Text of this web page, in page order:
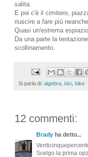
salita.
E poi c'è il cimitero,
riuscire a fare più
Quasi un'estrema
Da una parte la
scollinamento.
Si parla di: algebra bici bike
12 commenti:
Brady ha detto...
Scelgo la prima